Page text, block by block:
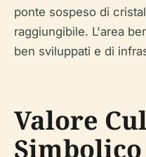
ponte sospeso di
raggiungibile. L'area
ben sviluppati e di
Valore
Simbolico